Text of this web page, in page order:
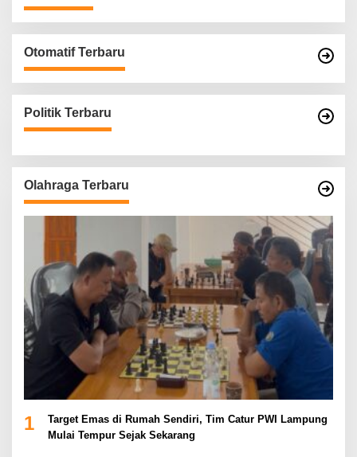
Otomatif Terbaru
Politik Terbaru
Olahraga Terbaru
1
Target Emas di Rumah Sendiri, Tim Catur PWI Lampung
Mulai Tempur Sejak Sekarang